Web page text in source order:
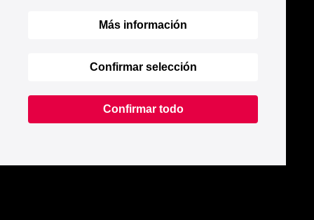
Más información
Confirmar selección
Confirmar todo